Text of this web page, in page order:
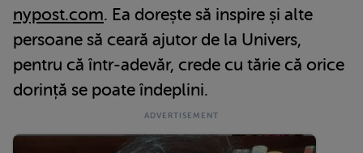
nypost.com. Ea dorește să inspire și alte
persoane să ceară ajutor de la Univers,
pentru că într-adevăr, crede cu tărie că orice
dorință se poate îndeplini.